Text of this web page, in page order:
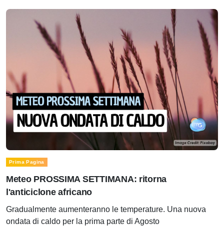
Prima Pagina
Meteo PROSSIMA SETTIMANA: ritorna
l'anticiclone africano
Gradualmente aumenteranno le temperature. Una nuova
ondata di caldo per la prima parte di Agosto